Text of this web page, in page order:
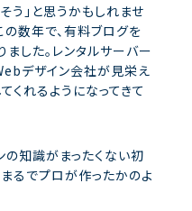
う」と思うかもしれませ
の数年で、有料ブログを
した。レンタルサーバー
デザイン会社が見栄え
くれるようになってきて
知識がまったくない初
るでプロが作ったかのよ